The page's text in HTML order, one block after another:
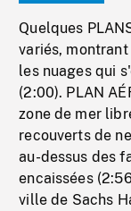
Quelques
variés,
les nuages qui
(2:00). PLAN
zone de mer
recouverts de
au-dessus des
encaissées
ville de Sachs